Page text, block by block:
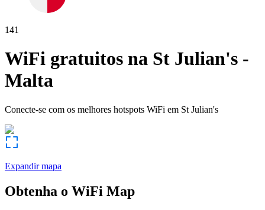
141
WiFi gratuitos na St Julian's -
Malta
Conecte-se com os melhores hotspots WiFi em St Julian's
Expandir mapa
Obtenha o WiFi Map